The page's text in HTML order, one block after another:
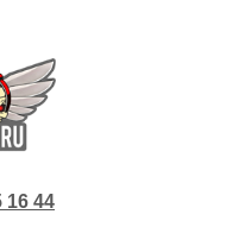
16 44